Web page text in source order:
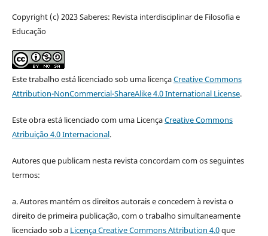
Copyright (c) 2023 Saberes: Revista interdisciplinar de Filosofia e
Educação
Este trabalho está licenciado sob uma licençaCreative Commons
Attribution-NonCommercial-ShareAlike 4.0 International License.
Este obra está licenciado com uma LicençaCreative Commons
Atribuição 4.0 Internacional.
Autores que publicam nesta revista concordam com os seguintes
termos:
a. Autores mantém os direitos autorais e concedem à revista o
direito de primeira publicação, com o trabalho simultaneamente
licenciado sob a Licença Creative Commons Attribution 4.0que